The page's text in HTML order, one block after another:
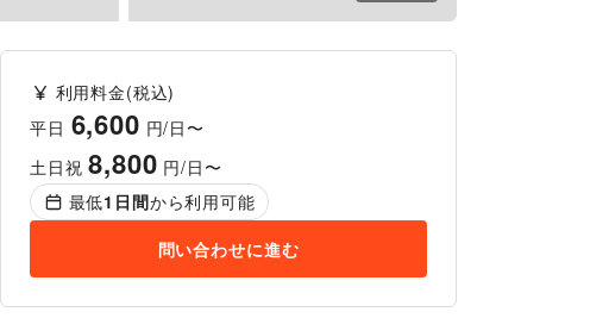
利用料金(税込)
平日 6,600 円/日〜
土日祝8,800 円/日〜
最低1 日間から利用可能
問い合わせに進む